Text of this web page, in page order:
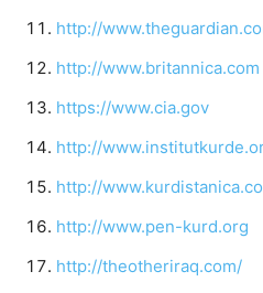
http://
http://www.britannica.com
https://www.cia.gov
http://
http://
http://www.pen-kurd.org
http://theotheriraq.com/